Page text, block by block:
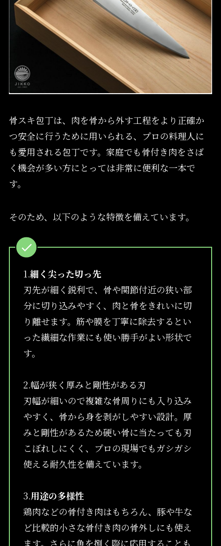
骨スキ包丁は、肉を骨から外す工程をより正確か
つ安全に行うために用いられる、プロの料理人に
も愛用される包丁です。家庭でも骨付き肉をさば
く機会が多い方にとっては非常に便利な一本で
す。
そのため、以下のような特徴を備えています。
1.細く尖った切っ先
刃先が細く鋭利で、骨や関節付近の狭い部
分に切り込みやすく、肉と骨をきれいに切
り離せます。筋や膜を丁寧に除去するとい
った繊細な作業にも使い勝手がよい形状で
す。
2.幅が狭く厚みと剛性がある刃
刃幅が細いので複雑な骨周りにも入り込み
やすく、骨から身を剥がしやすい設計。厚
みと剛性があるため硬い骨に当たっても刃
こぼれしにくく、プロの現場でもガシガシ
使える耐久性を備えています。
3.用途の多様性
鶏肉などの骨付き肉はもちろん、豚や牛な
ど比較的小さな骨付き肉の骨外しにも使え
ます。さらに魚を捌く際に応用することも